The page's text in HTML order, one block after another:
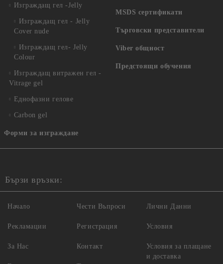
Изграждащ гел -Jelly
Изграждащ гел - Jelly
Cover nude
Изграждащ гел- Jelly
Colour
Изграждащ витражен гел -
Vitrage gel
Еднофазни гелове
Carbon gel
Форми за изграждане
MSDS сертификати
Търговски представители
Viber общност
Предстоящи обучения
Бързи връзки:
Начало
Рекламации
За Нас
Чести Въпроси
Регистрация
Контакт
Лични Данни
Условия
Условия за плащане
и доставка